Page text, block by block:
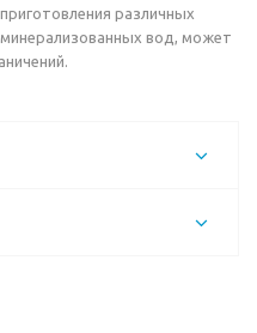
различных
вод, может